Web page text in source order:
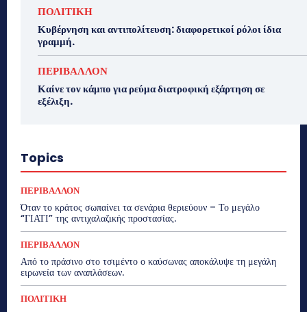
ΠΟΛΙΤΙΚΗ
Κυβέρνηση και αντιπολίτευση: διαφορετικοί ρόλοι ίδια
γραμμή.
ΠΕΡΙΒΑΛΛΟΝ
Καίνε τον κάμπο για ρεύμα διατροφική εξάρτηση σε
εξέλιξη.
Topics
ΠΕΡΙΒΑΛΛΟΝ
Όταν το κράτος σωπαίνει τα σενάρια θεριεύουν – Το μεγάλο
“ΓΙΑΤΙ” της αντιχαλαζικής προστασίας.
ΠΕΡΙΒΑΛΛΟΝ
Από το πράσινο στο τσιμέντο ο καύσωνας αποκάλυψε τη μεγάλη
ειρωνεία των αναπλάσεων.
ΠΟΛΙΤΙΚΗ